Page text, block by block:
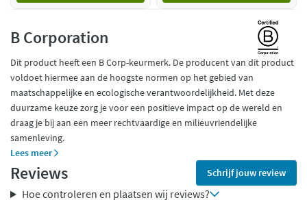
B Corporation
Dit product heeft een B Corp-keurmerk. De producent van dit product
voldoet hiermee aan de hoogste normen op het gebied van
maatschappelijke en ecologische verantwoordelijkheid. Met deze
duurzame keuze zorg je voor een positieve impact op de wereld en
draag je bij aan een meer rechtvaardige en milieuvriendelijke
samenleving.
Lees meer
Reviews Schrijf jouw review
Hoe controleren en plaatsen wij reviews?